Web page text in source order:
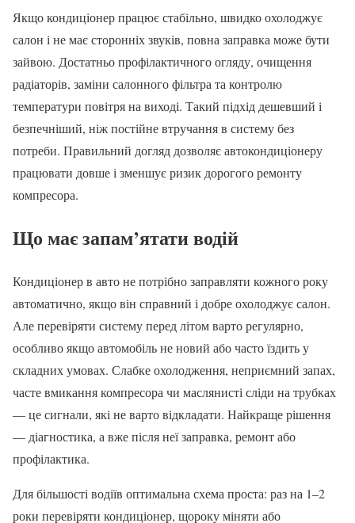
Якщо кондиціонер працює стабільно, швидко охолоджує
салон і не має сторонніх звуків, повна заправка може бути
зайвою. Достатньо профілактичного огляду, очищення
радіаторів, заміни салонного фільтра та контролю
температури повітря на виході. Такий підхід дешевший і
безпечніший, ніж постійне втручання в систему без
потреби. Правильний догляд дозволяє автокондиціонеру
працювати довше і зменшує ризик дорогого ремонту
компресора.
Що має запам’ятати водій
Кондиціонер в авто не потрібно заправляти кожного року
автоматично, якщо він справний і добре охолоджує салон.
Але перевіряти систему перед літом варто регулярно,
особливо якщо автомобіль не новий або часто їздить у
складних умовах. Слабке охолодження, неприємний запах,
часте вмикання компресора чи маслянисті сліди на трубках
— це сигнали, які не варто відкладати. Найкраще рішення
— діагностика, а вже після неї заправка, ремонт або
профілактика.
Для більшості водіїв оптимальна схема проста: раз на 1–2
роки перевіряти кондиціонер, щороку міняти або